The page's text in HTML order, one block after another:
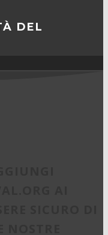
DEL